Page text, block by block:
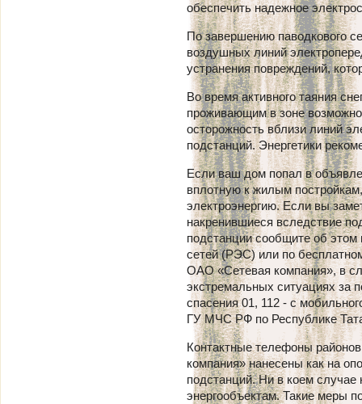
обеспечить надежное
По завершению паводкового
воздушных линий
устранения повреждений,
Во время активного таяния
проживающим в зоне
осторожность вблизи линий
подстанций. Энергетики
Если ваш дом попал в
вплотную к жилым
электроэнергию. Если вы
накренившиеся вследствие
подстанции сообщите об этом
сетей (РЭС) или по
ОАО «Сетевая компания», в
экстремальных ситуациях
спасения 01, 112 - с
ГУ МЧС РФ по Республике
Контактные телефоны
компания» нанесены как на
подстанций. Ни в коем
энергообъектам. Такие меры